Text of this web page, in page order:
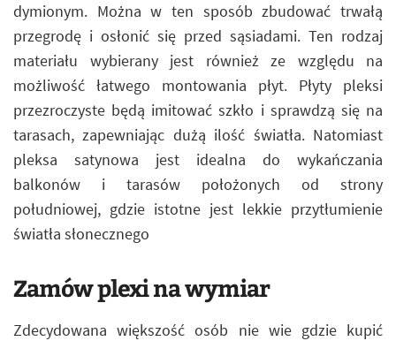
dymionym. Można w ten sposób zbudować trwałą
przegrodę i osłonić się przed sąsiadami. Ten rodzaj
materiału wybierany jest również ze względu na
możliwość łatwego montowania płyt. Płyty pleksi
przezroczyste będą imitować szkło i sprawdzą się na
tarasach, zapewniając dużą ilość światła. Natomiast
pleksa satynowa jest idealna do wykańczania
balkonów i tarasów położonych od strony
południowej, gdzie istotne jest lekkie przytłumienie
światła słonecznego
Zamów plexi na wymiar
Zdecydowana większość osób nie wie gdzie kupić